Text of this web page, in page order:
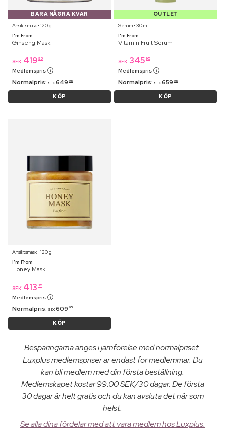
BARA NÅGRA KVAR
Ansiktsmask ⋅ 120 g
I'm From
Ginseng Mask
SEK 419 95
Medlemspris
Normalpris: SEK 649 95
KÖP
OUTLET
Serum ⋅ 30 ml
I'm From
Vitamin Fruit Serum
SEK 345 95
Medlemspris
Normalpris: SEK 659 95
KÖP
Ansiktsmask ⋅ 120 g
I'm From
Honey Mask
SEK 413 95
Medlemspris
Normalpris: SEK 609 95
KÖP
Besparingarna anges i jämförelse med normalpriset.
Luxplus medlemspriser är endast för medlemmar. Du
kan bli medlem med din första beställning.
Medlemskapet kostar 99.00 SEK/30 dagar. De första
30 dagar är helt gratis och du kan avsluta det när som
helst.
Se alla dina fördelar med att vara medlem hos Luxplus.